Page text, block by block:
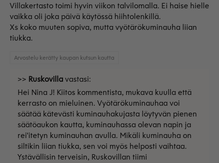
Villakertasto toimi hyvin viikon talvilomalla. Ei haise hielle
vaikka oli joka päivä käytössä hiihtolenkillä.
Xs koko muuten sopiva, mutta vyötärökuminauha liian
tiukka.
Arvostelu kerätty kaupan kutsun kautta
>> Ruskovillavastasi:
Hei Nina J! Kiitos kommentista, mukava kuulla että
kerrasto on mieluinen. Vyötärökuminauhaa voi
säätää kätevästi kuminauhakujasta löytyvän pienen
säätöaukon kautta, kuminauhassa olevan napin ja
rei'itetyn kuminauhan avulla. Mikäli kuminauha on
siltikin liian tiukka, sen voi myös helposti vaihtaa.
Ystävällisin terveisin, Ruskovillan tiimi